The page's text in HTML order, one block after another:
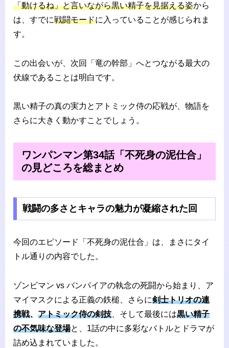
「動けるね」と言いながら黒い精子を見据える姿から
は、すでに戦闘モードに入っていることが感じられま
す。
この出会いが、次回「竜の幹部」へとつながる最大の
伏線であることは明白です。
黒い精子の真の実力とアトミック侍の応戦が、物語を
さらに大きく動かすことでしょう。
ワンパンマン第34話「不死身の泥仕合」
の見どころを総まとめ
戦闘の多さとキャラの魅力が凝縮された回
今回のエピソード「不死身の泥仕合」は、まさにタイ
トル通りの内容でした。
ゾンビマン vs バンパイアの執念の死闘から始まり、ア
マイマスクによる正義の鉄槌、さらに剣士トリオの連
携戦、 アトミック侍の剣技 、そして最後には黒い精子
の不気味な登場と、1話の中に多彩なバトルとドラマが
詰め込まれていました。